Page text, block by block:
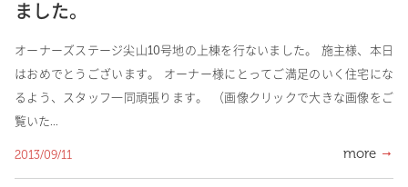
ました。
オーナーズステージ尖山10号地の上棟を行ないました。 施主様、本日
はおめでとうございます。 オーナー様にとってご満足のいく住宅にな
るよう、スタッフ一同頑張ります。 （画像クリックで大きな画像をご
覧いた...
2013/09/11 more